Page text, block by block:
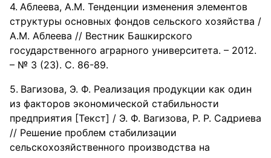
Аблеева, А.М. Тенденции изменения элементов
структуры основных фондов сельского хозяйства /
А.М. Аблеева // Вестник Башкирского
государственного аграрного университета. – 2012.
– № 3 (23). С. 86-89.
Вагизова, Э. Ф. Реализация продукции как один
из факторов экономической стабильности
предприятия [Текст] / Э. Ф. Вагизова, Р. Р. Садриева
// Решение проблем стабилизации
сельскохозяйственного производства на